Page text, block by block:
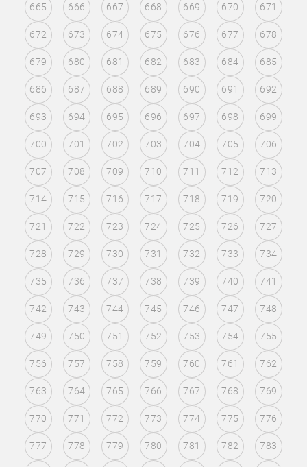
665 666 667 668 669 670 671
672 673 674 675 676 677 678
679 680 681 682 683 684 685
686 687 688 689 690 691 692
693 694 695 696 697 698 699
700 701 702 703 704 705 706
707 708 709 710 711 712 713
714 715 716 717 718 719 720
721 722 723 724 725 726 727
728 729 730 731 732 733 734
735 736 737 738 739 740 741
742 743 744 745 746 747 748
749 750 751 752 753 754 755
756 757 758 759 760 761 762
763 764 765 766 767 768 769
770 771 772 773 774 775 776
777 778 779 780 781 782 783